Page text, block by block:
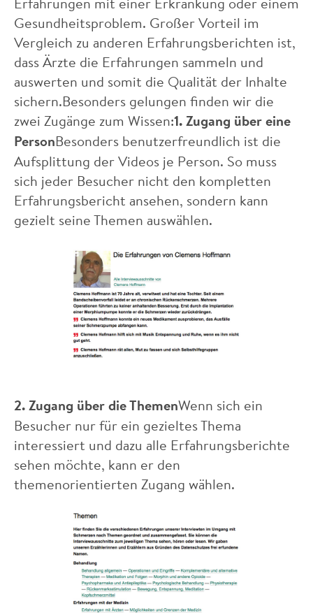
Gesundheitsproblem. Großer Vorteil im
Vergleich zu anderen Erfahrungsberichten ist,
dass Ärzte die Erfahrungen sammeln und
auswerten und somit die Qualität der Inhalte
sichern.Besonders gelungen finden wir die
zwei Zugänge zum Wissen:1. Zugang über eine
PersonBesonders benutzerfreundlich ist die
Aufsplittung der Videos je Person. So muss
sich jeder Besucher nicht den kompletten
Erfahrungsbericht ansehen, sondern kann
gezielt seine Themen auswählen.
2. Zugang über die ThemenWenn sich ein
Besucher nur für ein gezieltes Thema
interessiert und dazu alle Erfahrungsberichte
sehen möchte, kann er den
themenorientierten Zugang wählen.